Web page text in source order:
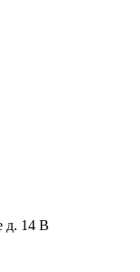
д. 14 В